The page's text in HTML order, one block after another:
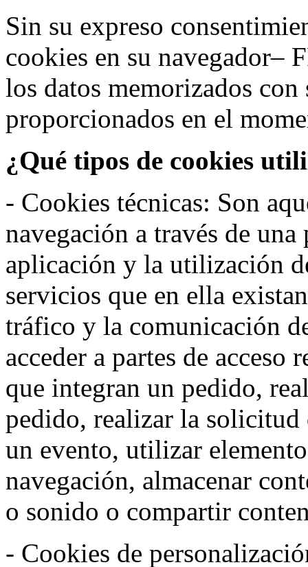
Sin su expreso
cookies en su navegador–
los datos memorizados con
proporcionados en el
¿Qué tipos de cookies
- Cookies técnicas: Son
navegación a través de
aplicación y la utilización
servicios que en ella
tráfico y la comunicación
acceder a partes de
que integran un pedido,
pedido, realizar la
un evento, utilizar
navegación, almacenar
o sonido o compartir
- Cookies de